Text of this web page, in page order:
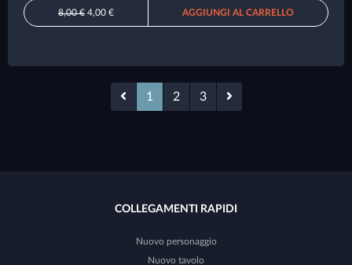
8,00 € 4,00 € AGGIUNGI AL CARRELLO
1 2 3
COLLEGAMENTI RAPIDI
Nuovo personaggio
Nuovo tavolo